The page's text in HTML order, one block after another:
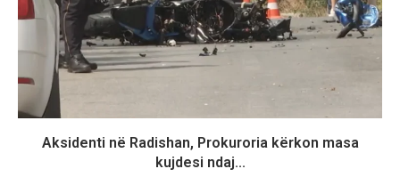
Aksidenti në Radishan, Prokuroria kërkon masa
kujdesi ndaj...